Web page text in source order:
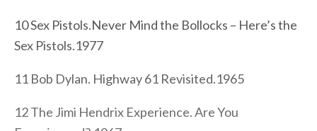
10 Sex Pistols.Never Mind the Bollocks – Here’s the
Sex Pistols.1977
11 Bob Dylan. Highway 61 Revisited.1965
12 The Jimi Hendrix Experience. Are You